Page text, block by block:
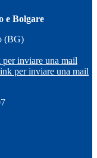
e Bolgare
(BG)
inviare una mail
per inviare una mail